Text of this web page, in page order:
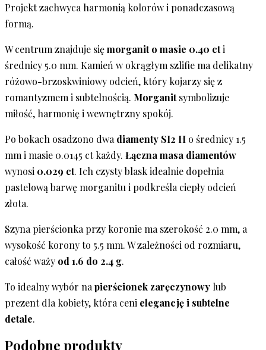
Projekt zachwyca harmonią kolorów i ponadczasową
formą.
W centrum znajduje sięmorganit o masie 0.40 cti
średnicy 5.0 mm. Kamień w okrągłym szlifie ma delikatny
różowo-brzoskwiniowy odcień, który kojarzy się z
romantyzmem i subtelnością. Morganitsymbolizuje
miłość, harmonię i wewnętrzny spokój.
Po bokach osadzono dwa diamenty SI2 H o średnicy 1.5
mm i masie 0.0145 ct każdy. Łączna masa diamentów
wynosi 0.029 ct. Ich czysty blask idealnie dopełnia
pastelową barwę morganitu i podkreśla ciepły odcień
złota.
Szyna pierścionka przy koronie ma szerokość 2.0 mm, a
wysokość korony to 5.5 mm. W zależności od rozmiaru,
całość waży od 1.6 do 2.4 g.
To idealny wybór na pierścionek zaręczynowy lub
prezent dla kobiety, która ceni elegancję i subtelne
detale.
Podobne produkty